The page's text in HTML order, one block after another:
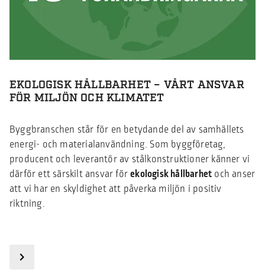
EKOLOGISK HÅLLBARHET – VÅRT ANSVAR
FÖR MILJÖN OCH KLIMATET
​​​​​​Byggbranschen står för en betydande del av samhällets
energi- och materialanvändning. Som byggföretag,
producent och leverantör av stålkonstruktioner känner vi
därför ett särskilt ansvar förekologisk hållbarhet och anser
att vi har en skyldighet att påverka miljön i positiv
riktning.